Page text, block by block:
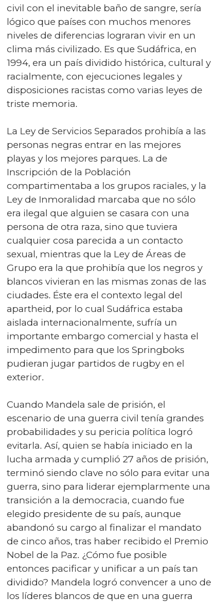
civil con el inevitable baño de sangre, sería
lógico que países con muchos menores
niveles de diferencias lograran vivir en un
clima más civilizado. Es que Sudáfrica, en
1994, era un país dividido histórica, cultural y
racialmente, con ejecuciones legales y
disposiciones racistas como varias leyes de
triste memoria.
La Ley de Servicios Separados prohibía a las
personas negras entrar en las mejores
playas y los mejores parques. La de
Inscripción de la Población
compartimentaba a los grupos raciales, y la
Ley de Inmoralidad marcaba que no sólo
era ilegal que alguien se casara con una
persona de otra raza, sino que tuviera
cualquier cosa parecida a un contacto
sexual, mientras que la Ley de Áreas de
Grupo era la que prohibía que los negros y
blancos vivieran en las mismas zonas de las
ciudades. Éste era el contexto legal del
apartheid, por lo cual Sudáfrica estaba
aislada internacionalmente, sufría un
importante embargo comercial y hasta el
impedimento para que los Springboks
pudieran jugar partidos de rugby en el
exterior.
Cuando Mandela sale de prisión, el
escenario de una guerra civil tenía grandes
probabilidades y su pericia política logró
evitarla. Así, quien se había iniciado en la
lucha armada y cumplió 27 años de prisión,
terminó siendo clave no sólo para evitar una
guerra, sino para liderar ejemplarmente una
transición a la democracia, cuando fue
elegido presidente de su país, aunque
abandonó su cargo al finalizar el mandato
de cinco años, tras haber recibido el Premio
Nobel de la Paz. ¿Cómo fue posible
entonces pacificar y unificar a un país tan
dividido? Mandela logró convencer a uno de
los líderes blancos de que en una guerra